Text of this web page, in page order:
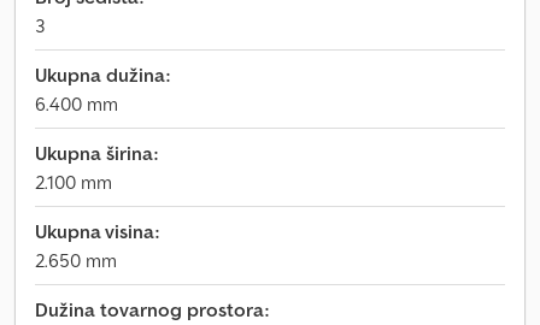
3
Ukupna dužina:
6.400 mm
Ukupna širina:
2.100 mm
Ukupna visina:
2.650 mm
Dužina tovarnog prostora: